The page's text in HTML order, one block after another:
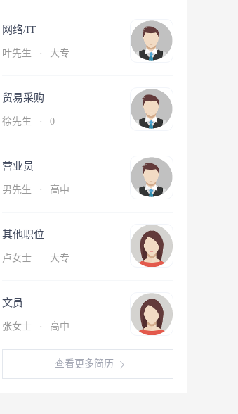
网络/IT
叶先生 · 大专
贸易采购
徐先生 · 0
营业员
男先生 · 高中
其他职位
卢女士 · 大专
文员
张女士 · 高中
查看更多简历